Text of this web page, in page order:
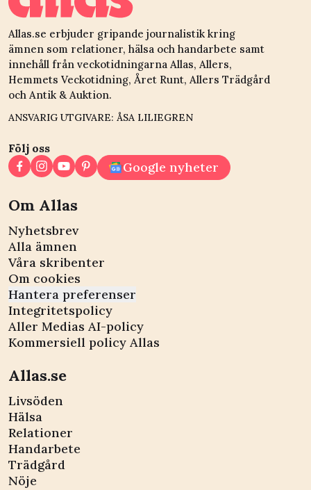
Allas.se erbjuder gripande journalistik kring
ämnen som relationer, hälsa och handarbete samt
innehåll från veckotidningarna Allas, Allers,
Hemmets Veckotidning, Året Runt, Allers Trädgård
och Antik & Auktion.
ANSVARIG UTGIVARE: ÅSA LILIEGREN
Följ oss
Google nyheter
Om Allas
Nyhetsbrev
Alla ämnen
Våra skribenter
Om cookies
Hantera preferenser
Integritetspolicy
Aller Medias AI-policy
Kommersiell policy Allas
Allas.se
Livsöden
Hälsa
Relationer
Handarbete
Trädgård
Nöje